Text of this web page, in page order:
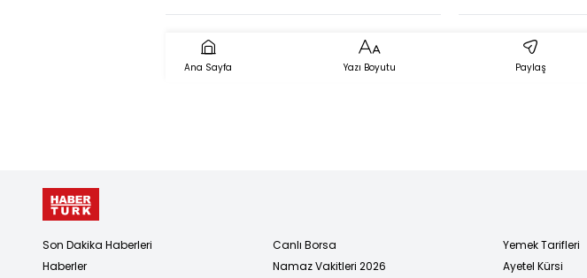
Ana Sayfa Yazı Boyutu Paylaş
Son Dakika Haberleri
Haberler
Canlı Borsa
Namaz Vakitleri 2026
Yemek Tarifleri
Ayetel Kürsi